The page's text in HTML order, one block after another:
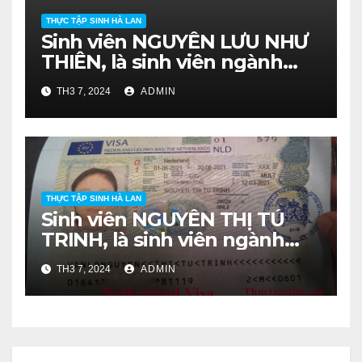
THỰC TẬP SINH HÀ LAN
Sinh viên NGUYỄN LƯU NHƯ
THIÊN, là sinh viên ngành
Nông Học, lớp DH16NHA
khóa 2016-2020.
TH3 7, 2024 ADMIN
THỰC TẬP SINH HÀ LAN
Sinh viên NGUYỄN THỊ TÚ
TRINH, là sinh viên ngành
Bảo Vệ Thực Vật, lớp DH16BV
khóa 2016-2020.
TH3 7, 2024 ADMIN